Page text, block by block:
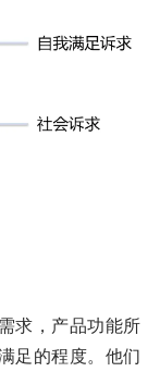
求，产品功能所
足的程度。他们